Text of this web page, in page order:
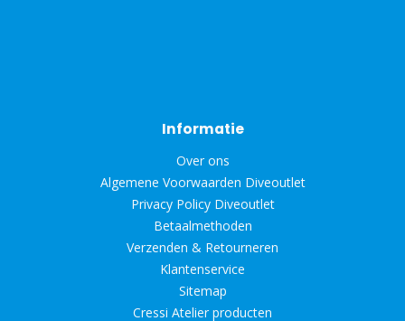
Informatie
Over ons
Algemene Voorwaarden Diveoutlet
Privacy Policy Diveoutlet
Betaalmethoden
Verzenden & Retourneren
Klantenservice
Sitemap
Cressi Atelier producten